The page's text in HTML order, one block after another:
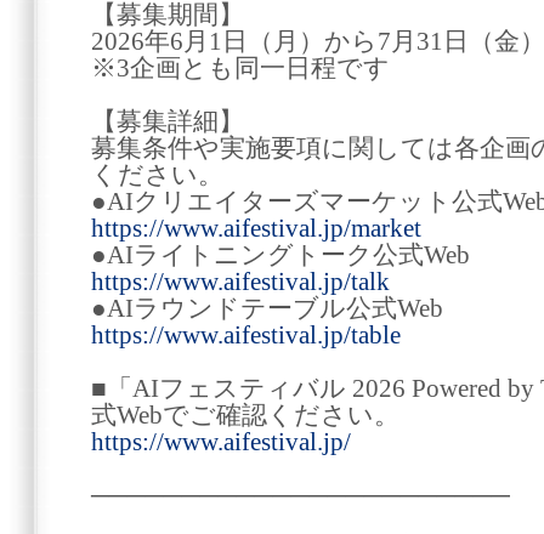
【募集期間】
2026年6月1日（月）から7月31日（金）
※3企画とも同一日程です
【募集詳細】
募集条件や実施要項に関しては各企画
ください。
●AIクリエイターズマーケット公
https://www.aifestival.jp/market
●AIライトニングトーク公式
https://www.aifestival.jp/talk
●AIラウンドテーブル公式
https://www.aifestival.jp/table
■「AIフェスティバル 2026 Powered
式Webでご確認ください。
https://www.aifestival.jp/
───────────────────────